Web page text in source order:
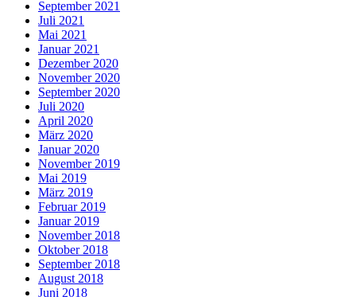
September 2021
Juli 2021
Mai 2021
Januar 2021
Dezember 2020
November 2020
September 2020
Juli 2020
April 2020
März 2020
Januar 2020
November 2019
Mai 2019
März 2019
Februar 2019
Januar 2019
November 2018
Oktober 2018
September 2018
August 2018
Juni 2018